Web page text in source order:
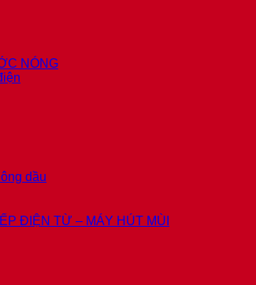
NÓNG
dầu
ĐIỆN TỪ – MÁY HÚT MÙI